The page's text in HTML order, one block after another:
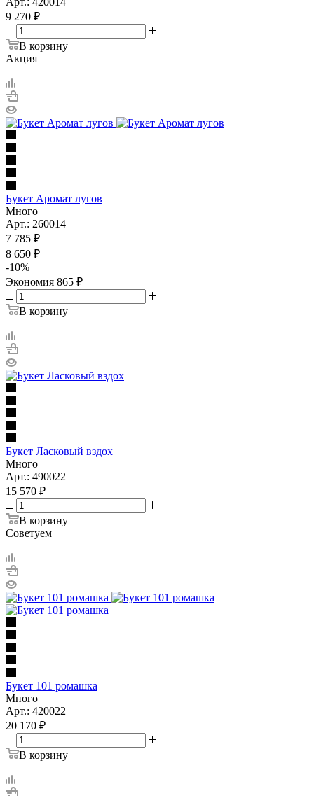
9 270 ₽
В корзину
Акция
Букет Аромат лугов
Много
Арт.: 260014
7 785 ₽
8 650 ₽
-10%
Экономия 865 ₽
В корзину
Букет Ласковый вздох
Много
Арт.: 490022
15 570 ₽
В корзину
Советуем
Букет 101 ромашка
Много
Арт.: 420022
20 170 ₽
В корзину